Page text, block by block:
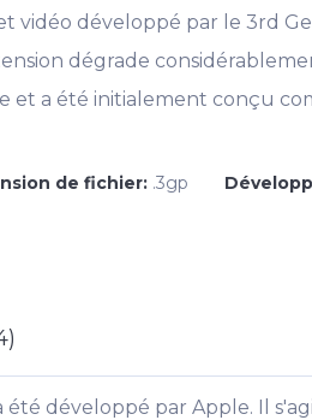
vidéo développé par le 3rd
dégrade
et a été initialement conçu
de fichier: .3gp
été développé par Apple. Il